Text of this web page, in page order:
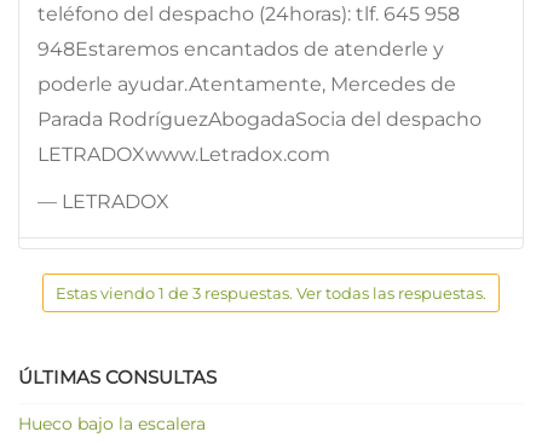
teléfono del despacho (24horas): tlf. 645 958
948Estaremos encantados de atenderle y
poderle ayudar.Atentamente, Mercedes de
Parada RodríguezAbogadaSocia del despacho
LETRADOXwww.Letradox.com
— LETRADOX
Estas viendo 1 de 3 respuestas. Ver todas las respuestas.
ÚLTIMAS CONSULTAS
Hueco bajo la escalera